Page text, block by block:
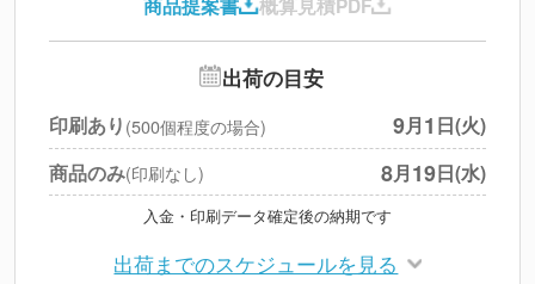
北海道・沖縄・離島 別途
円
※上記小計は税別です
商品提案書 概算見積PDF
出荷の目安
印刷あり (500個程度の場合) 9月1 日(火)
商品のみ(印刷なし) 8月19日(水)
入金・印刷データ確定後の納期です
出荷までのスケジュールを見る